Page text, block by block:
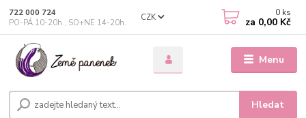
Menu
CZK
Hledat
722 000 724
PO-PÁ 10-20h., SO+NE 14-20h.
0 ks
za 0,00 Kč